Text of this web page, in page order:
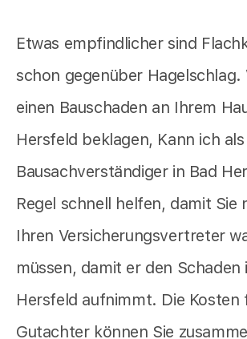
Etwas empfindlicher sind
schon gegenüber Hagelschlag.
einen Bauschaden an Ihrem
Hersfeld beklagen, Kann ich als
Bausachverständiger in Bad
Regel schnell helfen, damit Sie
Ihren Versicherungsvertreter
müssen, damit er den Schaden
Hersfeld aufnimmt. Die Kosten
Gutachter können Sie